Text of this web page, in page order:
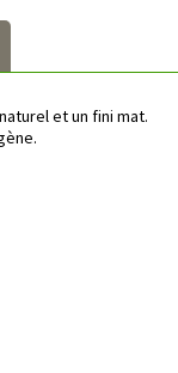
et un fini mat.